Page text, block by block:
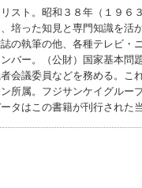
スト。昭和３８年（１９６
培った知見と専門知識を活
の執筆の他、各種テレビ・
バー。（公財）国家基本問
会議委員などを務める。こ
所属。フジサンケイグルー
タはこの書籍が刊行された